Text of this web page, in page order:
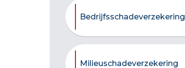
Bedrijfsschadeverzekering
Milieuschadeverzekering